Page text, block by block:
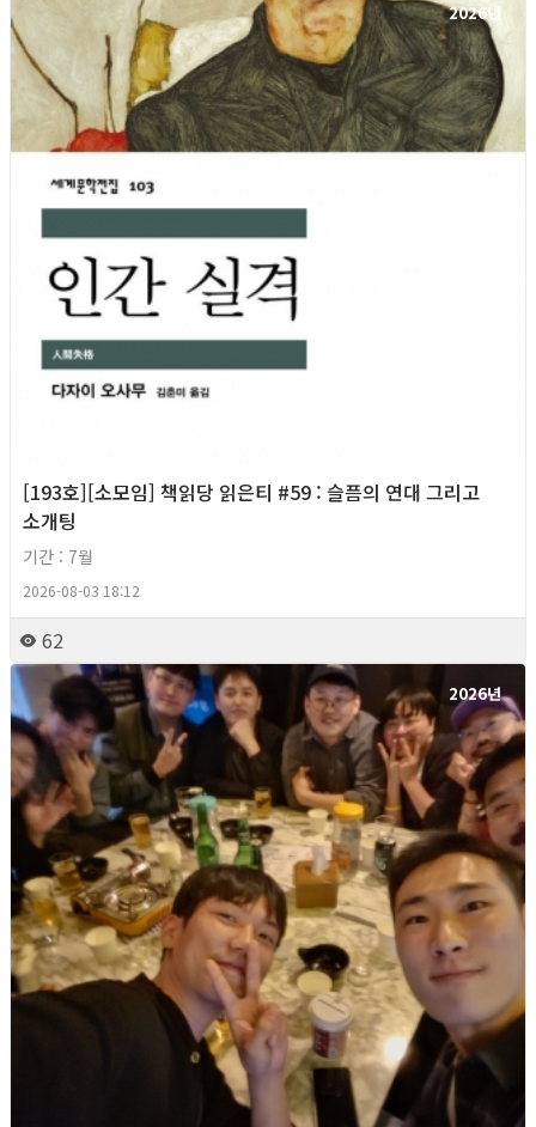
2026년
[193호][소모임] 책읽당 읽은티 #59 : 슬픔의 연대 그리고
소개팅
기간 : 7월
2026-08-03 18:12
62
2026년